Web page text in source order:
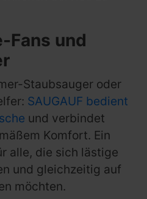
Fans und
Staubsauger oder
SAUGAUF bedient
und verbindet
Komfort. Ein
alle, die sich lästige
und gleichzeitig auf
möchten.